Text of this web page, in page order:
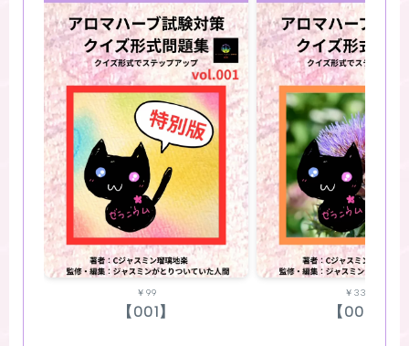
￥99
【001】
￥330
【002】